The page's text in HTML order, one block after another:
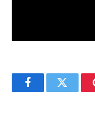
FacebookTwitter